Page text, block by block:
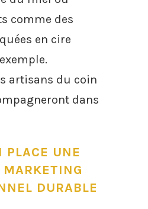
comme des
en cire
artisans du coin
dans
PLACE UNE
DURABLE